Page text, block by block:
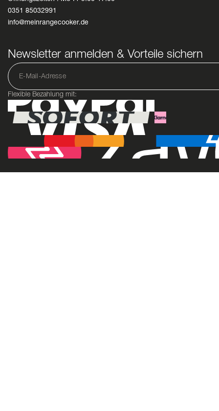
0351 85032991
info@meinrangecooker.de
Newsletter anmelden & Vorteile sichern
Flexible Bezahlung mit: